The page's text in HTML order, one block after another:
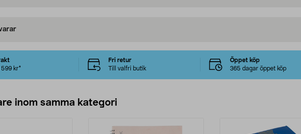
599 kr*
Fri retur
Till valfri butik
Öppet köp
365 dagar öppet köp
inom samma kategori